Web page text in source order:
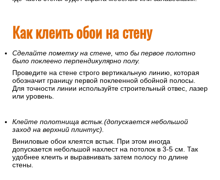
Как клеить обои на стену
Сделайте пометку на стене, что бы первое полотно
было поклеено перпендикулярно полу.
Проведите на стене строго вертикальную линию, которая
обозначит границу первой поклеенной обойной полосы.
Для точности линии используйте строительный отвес, лазер
или уровень.
Клейте полотнища встык.(допускается небольшой
заход на верхний плинтус).
Виниловые обои клеятся встык. При этом иногда
допускается небольшой нахлест на потолок в 3-5 см. Так
удобнее клеить и выравнивать затем полосу по длине
стены.